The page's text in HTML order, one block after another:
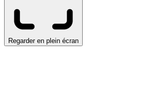
Regarder en plein écran